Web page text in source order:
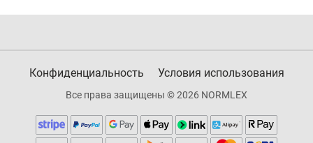
Конфиденциальность Условия использования
Все права защищены © 2026 NORMLEX